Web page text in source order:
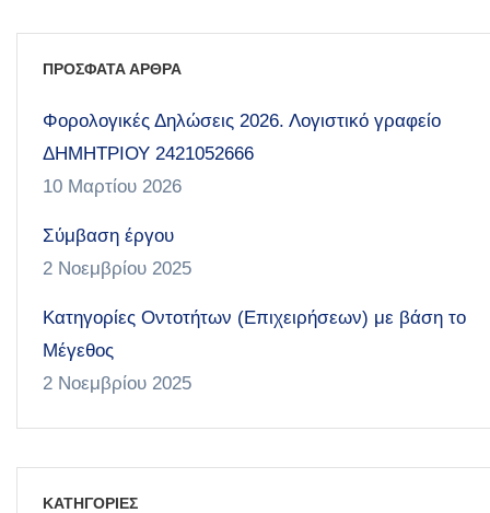
ΠΡΟΣΦΑΤΑ ΑΡΘΡΑ
Φορολογικές Δηλώσεις 2026. Λογιστικό γραφείο
ΔΗΜΗΤΡΙΟΥ 2421052666
10 Μαρτίου 2026
Σύμβαση έργου
2 Νοεμβρίου 2025
Κατηγορίες Οντοτήτων (Επιχειρήσεων) με βάση το
Μέγεθος
2 Νοεμβρίου 2025
ΚΑΤΗΓΟΡΙΕΣ